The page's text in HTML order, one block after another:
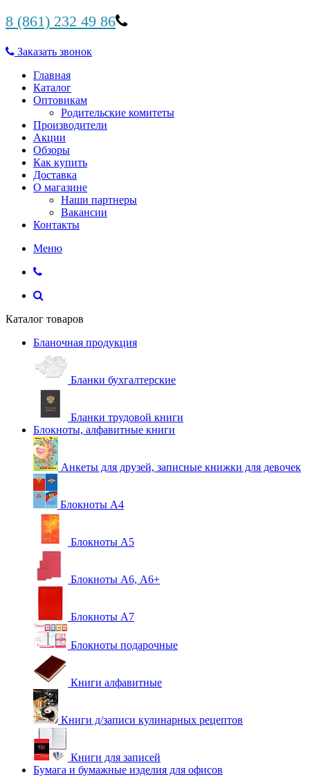
8 (861) 232 49 86
Заказать звонок
Главная
Каталог
Оптовикам
Родительские комитеты
Производители
Акции
Обзоры
Как купить
Доставка
О магазине
Наши партнеры
Вакансии
Контакты
Меню
Каталог товаров
Бланочная продукция
Бланки бухгалтерские
Бланки трудовой книги
Блокноты, алфавитные книги
Анкеты для друзей, записные книжки для девочек
Блокноты А4
Блокноты А5
Блокноты А6, А6+
Блокноты А7
Блокноты подарочные
Книги алфавитные
Книги д/записи кулинарных рецептов
Книги для записей
Бумага и бумажные изделия для офисов